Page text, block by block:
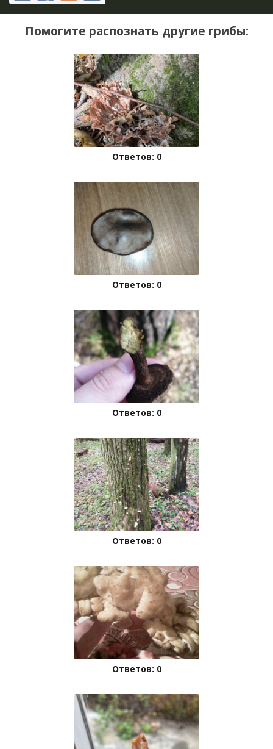
Помогите распознать другие грибы:
Ответов: 0
Ответов: 0
Ответов: 0
Ответов: 0
Ответов: 0